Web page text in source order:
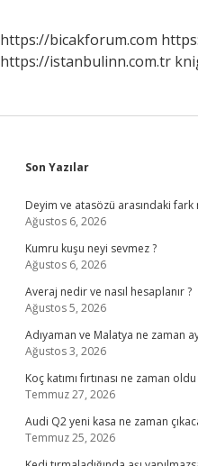
https://bicakforum.com
https://istanbulinn.com.tr
Sidebar
Son Yazılar
Deyim ve atasözü arasındaki fark
Ağustos 6, 2026
Kumru kuşu neyi sevmez ?
Ağustos 6, 2026
Averaj nedir ve nasıl hesaplanır ?
Ağustos 5, 2026
Adıyaman ve Malatya ne zaman
Ağustos 3, 2026
Koç katımı fırtınası ne zaman oldu
Temmuz 27, 2026
Audi Q2 yeni kasa ne zaman
Temmuz 25, 2026